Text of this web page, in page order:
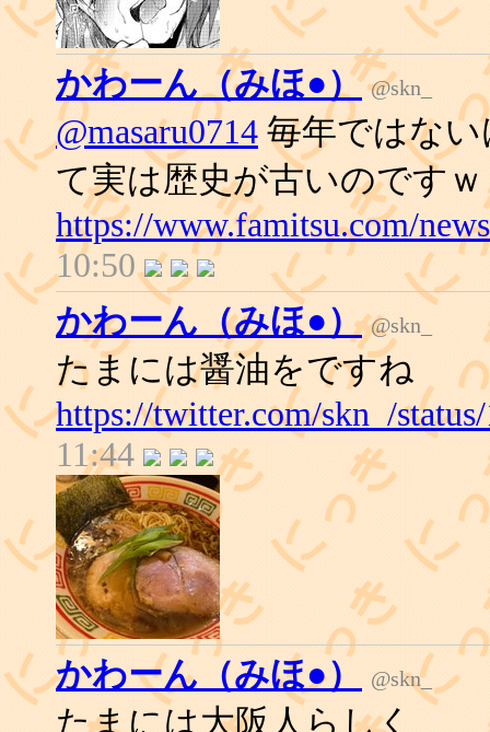
かわーん（みほ●） @skn_
@masaru0714 毎年ではな
て実は歴史が古いのですｗ
https://www.famitsu.com/
10:50
かわーん（みほ●） @skn_
たまには醤油をですね
https://twitter.com/skn_/
11:44
かわーん（みほ●） @skn_
たまには大阪人らしく